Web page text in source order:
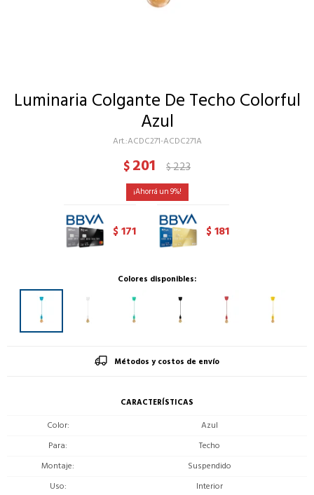
Luminaria Colgante De Techo Colorful
Azul
ACDC271-ACDC271A
$201 $223
9
$171 $181
Colores disponibles:
Métodos y costos de envío
CARACTERÍSTICAS
Color
Azul
Para
Techo
Montaje
Suspendido
Uso
Interior